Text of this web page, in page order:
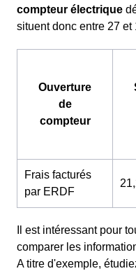
compteur électrique
situent donc entre 27 et
Ouverture
de
compteur
Frais facturés
par ERDF
Il est intéressant pour
comparer les
A titre d'exemple,